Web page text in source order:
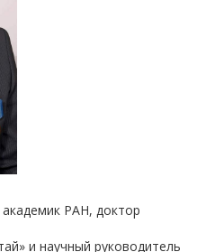
академик РАН, доктор
и научный руководитель